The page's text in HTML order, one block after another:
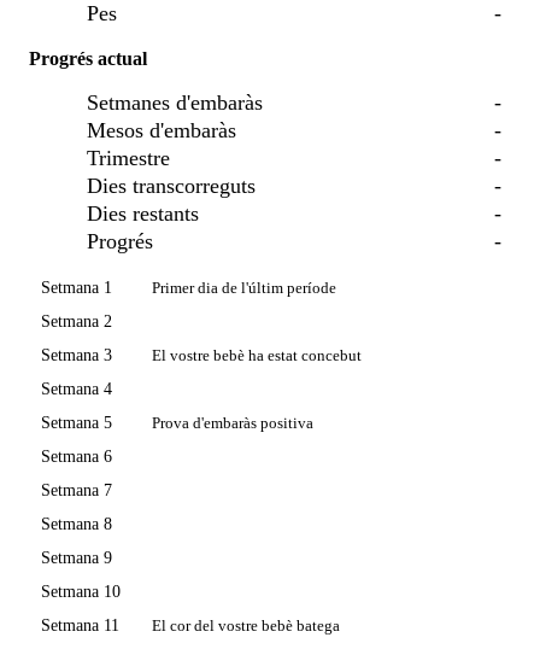
Pes
-
Progrés actual
Setmanes d'embaràs
-
Mesos d'embaràs
-
Trimestre
-
Dies transcorreguts
-
Dies restants
-
Progrés
-
Setmana 1
Primer dia de l'últim període
Setmana 2
Setmana 3
El vostre bebè ha estat concebut
Setmana 4
Setmana 5
Prova d'embaràs positiva
Setmana 6
Setmana 7
Setmana 8
Setmana 9
Setmana 10
Setmana 11
El cor del vostre bebè batega